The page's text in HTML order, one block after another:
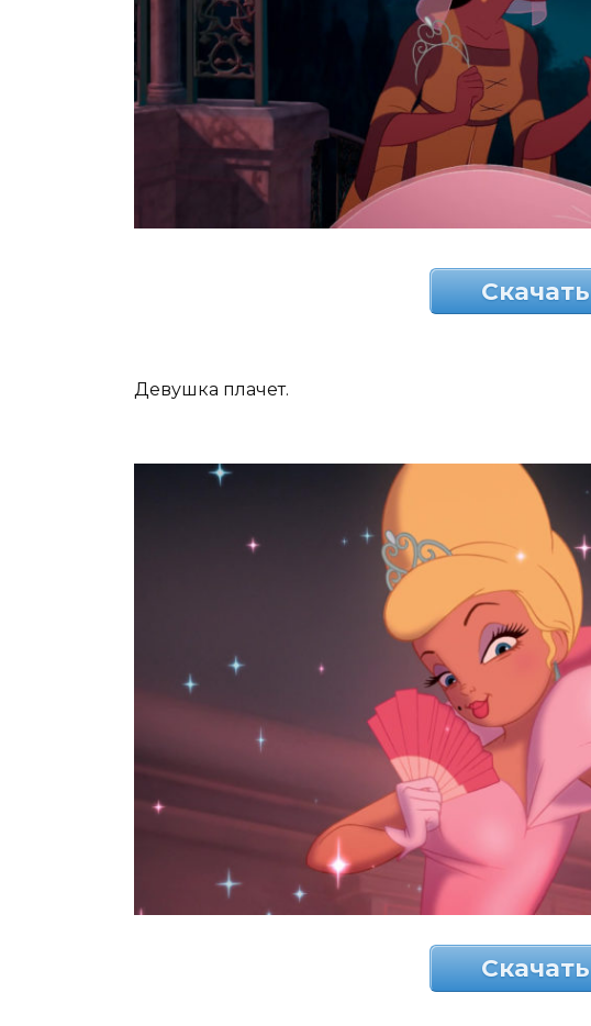
Скачать
Девушка плачет.
Скачать